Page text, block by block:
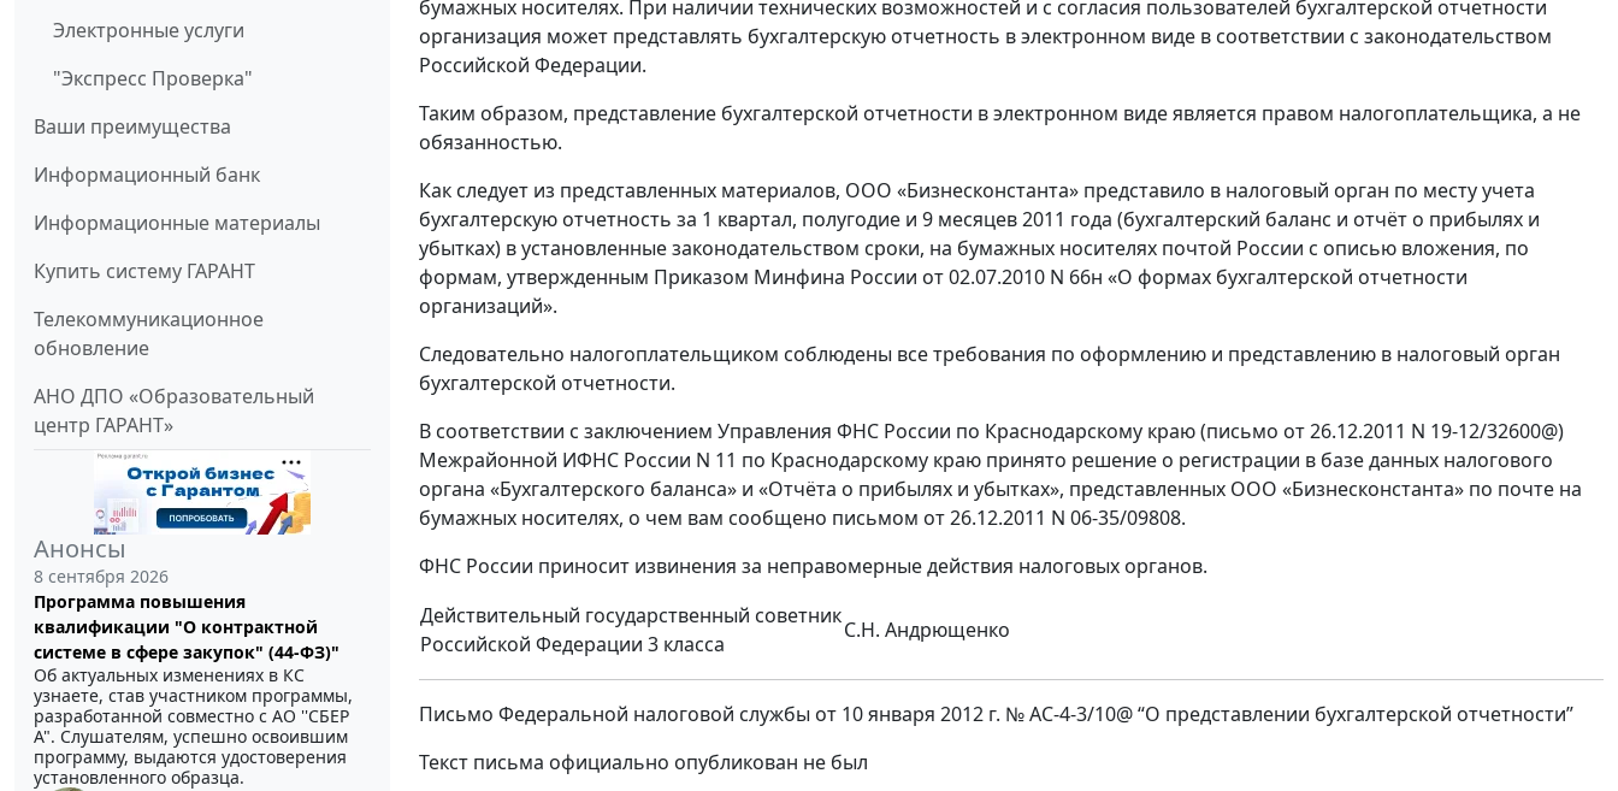
Электронные услуги
"Экспресс Проверка"
Ваши преимущества
Информационный банк
Информационные материалы
Купить систему ГАРАНТ
Телекоммуникационное
обновление
АНО ДПО «Образовательный
центр ГАРАНТ»
Анонсы
8 сентября 2026
Программа повышения
квалификации "О контрактной
системе в сфере закупок" (44-ФЗ)"
Об актуальных изменениях в КС
узнаете, став участником программы,
разработанной совместно с АО ''СБЕР
А". Слушателям, успешно освоившим
программу, выдаются удостоверения
установленного образца.
бумажных носителях. При наличии технических возможностей и с согласия пользователей бухгалтерской отчетности
организация может представлять бухгалтерскую отчетность в электронном виде в соответствии с законодательством
Российской Федерации.
Таким образом, представление бухгалтерской отчетности в электронном виде является правом налогоплательщика, а не
обязанностью.
Как следует из представленных материалов, ООО «Бизнесконстанта» представило в налоговый орган по месту учета
бухгалтерскую отчетность за 1 квартал, полугодие и 9 месяцев 2011 года (бухгалтерский баланс и отчёт о прибылях и
убытках) в установленные законодательством сроки, на бумажных носителях почтой России с описью вложения, по
формам, утвержденным Приказом Минфина России от 02.07.2010 N 66н «О формах бухгалтерской отчетности
организаций».
Следовательно налогоплательщиком соблюдены все требования по оформлению и представлению в налоговый орган
бухгалтерской отчетности.
В соответствии с заключением Управления ФНС России по Краснодарскому краю (письмо от 26.12.2011 N 19-12/32600@)
Межрайонной ИФНС России N 11 по Краснодарскому краю принято решение о регистрации в базе данных налогового
органа «Бухгалтерского баланса» и «Отчёта о прибылях и убытках», представленных ООО «Бизнесконстанта» по почте на
бумажных носителях, о чем вам сообщено письмом от 26.12.2011 N 06-35/09808.
ФНС России приносит извинения за неправомерные действия налоговых органов.
Действительный государственный советник
Российской Федерации 3 класса
С.Н. Андрющенко
Письмо Федеральной налоговой службы от 10 января 2012 г. № АС-4-3/10@ “О представлении бухгалтерской отчетности”
Текст письма официально опубликован не был